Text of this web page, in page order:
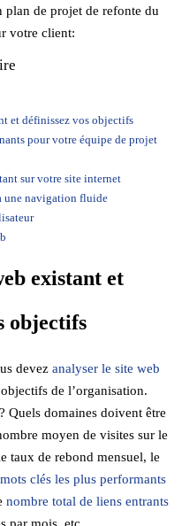
plan de projet de refonte du
votre client:
et définissez vos objectifs
pour votre équipe de projet
sur votre site internet
une navigation fluide
existant et
objectifs
devez analyser le site web
de l’organisation.
Quels domaines doivent être
moyen de visites sur le
taux de rebond mensuel, le
mots clés les plus performants
nombre total de liens entrants